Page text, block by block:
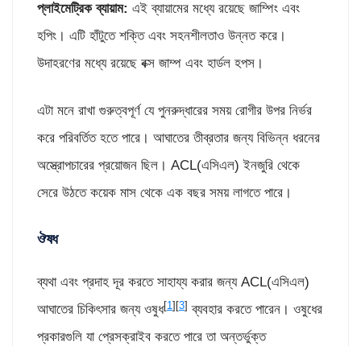
প্লাইমেট্রিক ব্যায়াম: এই ব্যায়ামের মধ্যে রয়েছে জাম্পিং এবং
হপিং। এটি হাঁটুতে শক্তি এবং সহনশীলতাও উন্নত করে।
উদাহরণের মধ্যে রয়েছে বক্স জাম্প এবং হার্ডল হপস।
এটা মনে রাখা গুরুত্বপূর্ণ যে পুনরুদ্ধারের সময় রোগীর উপর নির্ভর
করে পরিবর্তিত হতে পারে। আঘাতের তীব্রতার জন্য বিভিন্ন ধরনের
অস্ত্রোপচারের প্রয়োজন ছিল। ACL(এসিএল) ইনজুরি থেকে
সেরে উঠতে কয়েক মাস থেকে এক বছর সময় লাগতে পারে।
ঔষধ
ব্যথা এবং প্রদাহ দূর করতে সাহায্য করার জন্য ACL(এসিএল)
আঘাতের চিকিৎসার জন্য ওষুধ[1][3] ব্যবহার করতে পারেন। ওষুধের
প্রকারগুলি যা প্রেসক্রাইব করতে পারে তা অন্তর্ভুক্ত